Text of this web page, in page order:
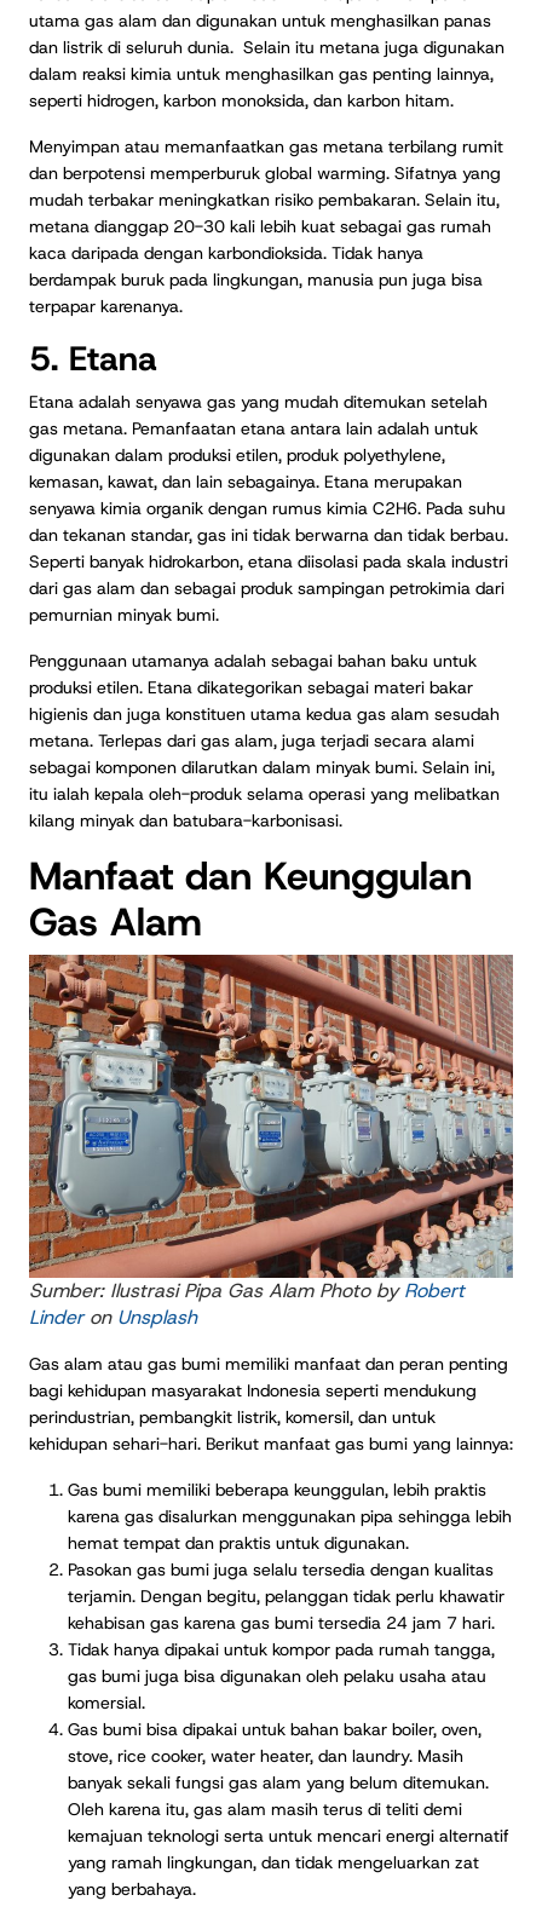
utama gas alam dan digunakan untuk menghasilkan panas
dan listrik di seluruh dunia. Selain itu metana juga digunakan
dalam reaksi kimia untuk menghasilkan gas penting lainnya,
seperti hidrogen, karbon monoksida, dan karbon hitam.
Menyimpan atau memanfaatkan gas metana terbilang rumit
dan berpotensi memperburuk global warming. Sifatnya yang
mudah terbakar meningkatkan risiko pembakaran. Selain itu,
metana dianggap 20-30 kali lebih kuat sebagai gas rumah
kaca daripada dengan karbondioksida. Tidak hanya
berdampak buruk pada lingkungan, manusia pun juga bisa
terpapar karenanya.
5. Etana
Etana adalah senyawa gas yang mudah ditemukan setelah
gas metana. Pemanfaatan etana antara lain adalah untuk
digunakan dalam produksi etilen, produk polyethylene,
kemasan, kawat, dan lain sebagainya. Etana merupakan
senyawa kimia organik dengan rumus kimia C2H6. Pada suhu
dan tekanan standar, gas ini tidak berwarna dan tidak berbau.
Seperti banyak hidrokarbon, etana diisolasi pada skala industri
dari gas alam dan sebagai produk sampingan petrokimia dari
pemurnian minyak bumi.
Penggunaan utamanya adalah sebagai bahan baku untuk
produksi etilen. Etana dikategorikan sebagai materi bakar
higienis dan juga konstituen utama kedua gas alam sesudah
metana. Terlepas dari gas alam, juga terjadi secara alami
sebagai komponen dilarutkan dalam minyak bumi. Selain ini,
itu ialah kepala oleh-produk selama operasi yang melibatkan
kilang minyak dan batubara-karbonisasi.
Manfaat dan Keunggulan
Gas Alam
Sumber: Ilustrasi Pipa Gas Alam Photo byRobert
Linderon Unsplash
Gas alam atau gas bumi memiliki manfaat dan peran penting
bagi kehidupan masyarakat Indonesia seperti mendukung
perindustrian, pembangkit listrik, komersil, dan untuk
kehidupan sehari-hari. Berikut manfaat gas bumi yang lainnya:
Gas bumi memiliki beberapa keunggulan, lebih praktis
karena gas disalurkan menggunakan pipa sehingga lebih
hemat tempat dan praktis untuk digunakan.
Pasokan gas bumi juga selalu tersedia dengan kualitas
terjamin. Dengan begitu, pelanggan tidak perlu khawatir
kehabisan gas karena gas bumi tersedia 24 jam 7 hari.
Tidak hanya dipakai untuk kompor pada rumah tangga,
gas bumi juga bisa digunakan oleh pelaku usaha atau
komersial.
Gas bumi bisa dipakai untuk bahan bakar boiler, oven,
stove, rice cooker, water heater, dan laundry. Masih
banyak sekali fungsi gas alam yang belum ditemukan.
Oleh karena itu, gas alam masih terus di teliti demi
kemajuan teknologi serta untuk mencari energi alternatif
yang ramah lingkungan, dan tidak mengeluarkan zat
yang berbahaya.